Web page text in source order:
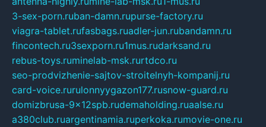
3-sex-porn.ruban-damn.rupurse-factory.ru
viagra-tablet.rufasbags.ruadler-jun.rubandamn.ru
fincontech.ru3sexporn.ru1mus.rudarksand.ru
rebus-toys.ruminelab-msk.rurtdco.ru
seo-prodvizhenie-sajtov-stroitelnyh-kompanij.ru
card-voice.rurulonnyygazon177.rusnow-guard.ru
domizbrusa-9x12spb.rudemaholding.ruaalse.ru
a380club.ruargentinamia.ruperkoka.rumovie-one.ru